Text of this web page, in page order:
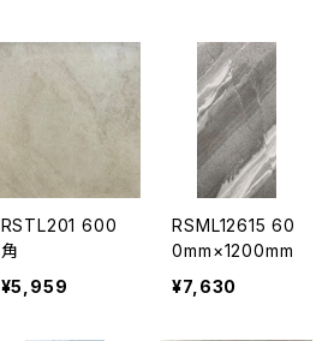
RSTL201 600
角
¥5,959
RSML12615 60
0mm×1200mm
¥7,630